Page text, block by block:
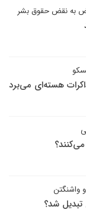
به نقض حقوق بشر
هسته‌ای می‌برد
واشنگتن
تبدیل شد؟